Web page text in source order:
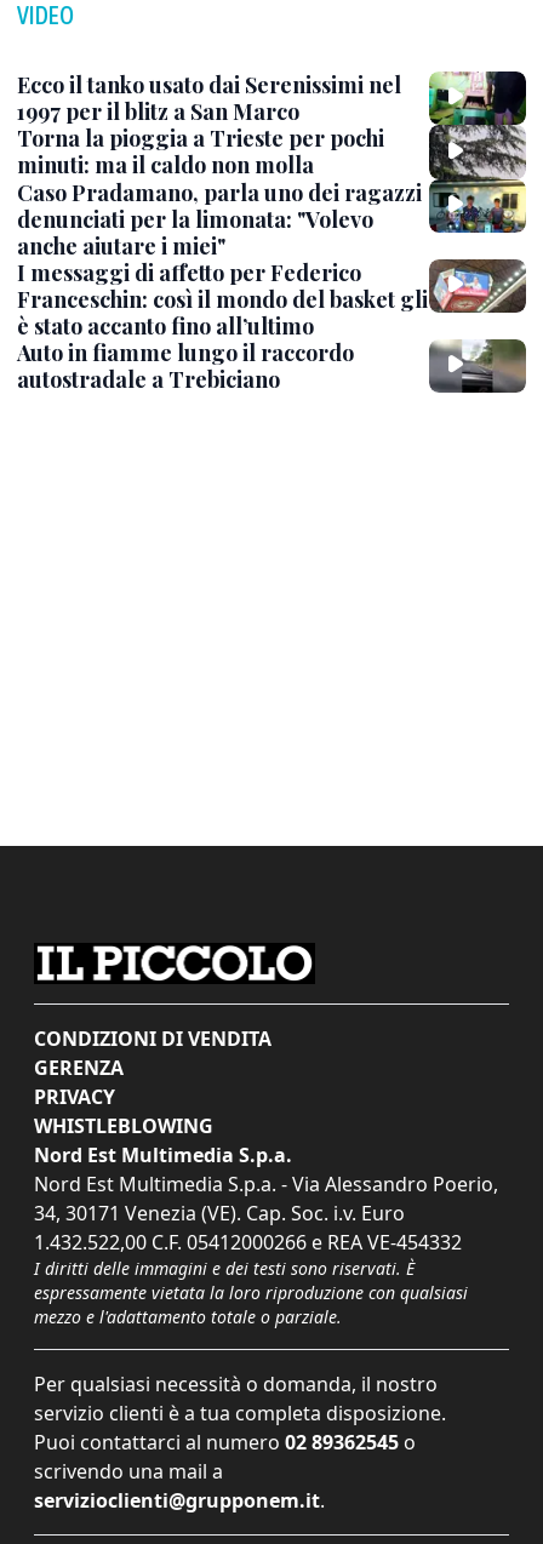
VIDEO
Ecco il tanko usato dai Serenissimi nel
1997 per il blitz a San Marco
Torna la pioggia a Trieste per pochi
minuti: ma il caldo non molla
Caso Pradamano, parla uno dei ragazzi
denunciati per la limonata: "Volevo
anche aiutare i miei"
I messaggi di affetto per Federico
Franceschin: così il mondo del basket gli
è stato accanto fino all’ultimo
Auto in fiamme lungo il raccordo
autostradale a Trebiciano
CONDIZIONI DI VENDITA
GERENZA
PRIVACY
WHISTLEBLOWING
Nord Est Multimedia S.p.a.
Nord Est Multimedia S.p.a. - Via Alessandro Poerio,
34, 30171 Venezia (VE). Cap. Soc. i.v. Euro
1.432.522,00 C.F. 05412000266 e REA VE-454332
I diritti delle immagini e dei testi sono riservati. È
espressamente vietata la loro riproduzione con qualsiasi
mezzo e l'adattamento totale o parziale.
Per qualsiasi necessità o domanda, il nostro
servizio clienti è a tua completa disposizione.
Puoi contattarci al numero 02 89362545 o
scrivendo una mail a
servizioclienti@grupponem.it.